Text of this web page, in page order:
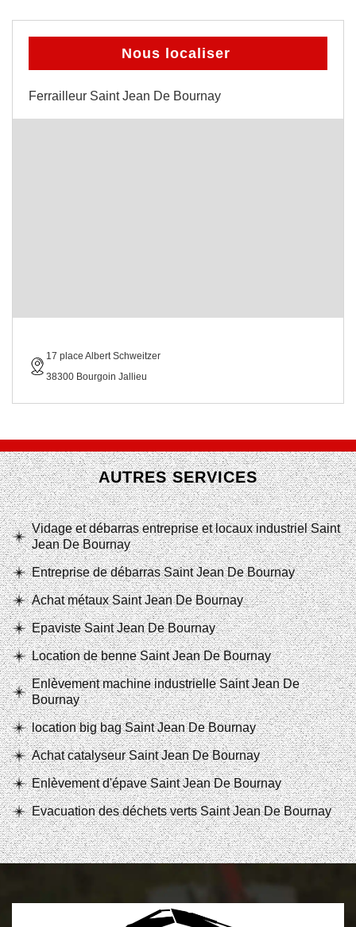
Nous localiser
Ferrailleur Saint Jean De Bournay
17 place Albert Schweitzer
38300 Bourgoin Jallieu
AUTRES SERVICES
Vidage et débarras entreprise et locaux industriel Saint
Jean De Bournay
Entreprise de débarras Saint Jean De Bournay
Achat métaux Saint Jean De Bournay
Epaviste Saint Jean De Bournay
Location de benne Saint Jean De Bournay
Enlèvement machine industrielle Saint Jean De
Bournay
location big bag Saint Jean De Bournay
Achat catalyseur Saint Jean De Bournay
Enlèvement d'épave Saint Jean De Bournay
Evacuation des déchets verts Saint Jean De Bournay